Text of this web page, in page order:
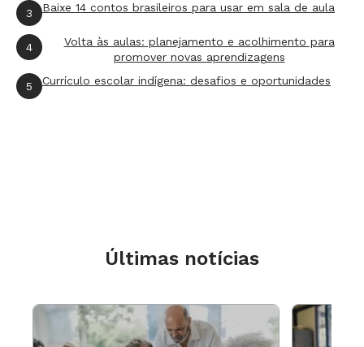
3 Baixe 14 contos brasileiros para usar em sala de aula
4
Volta às aulas: planejamento e acolhimento para
promover novas aprendizagens
5 Currículo escolar indígena: desafios e oportunidades
Últimas notícias